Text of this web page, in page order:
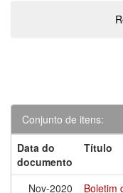
Conjunto de itens:
Data do
documento
Título
Nov-2020
Boletim